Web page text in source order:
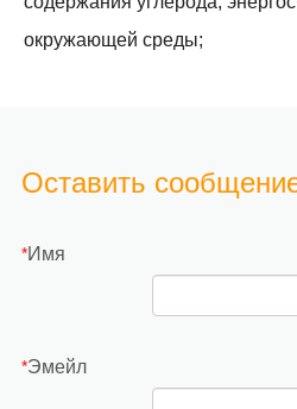
окружающей среды;
Оставить
*Имя
*Эмейл